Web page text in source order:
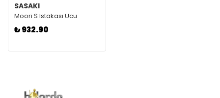
SASAKI
Moori S Istakası Ucu
₺ 932.90